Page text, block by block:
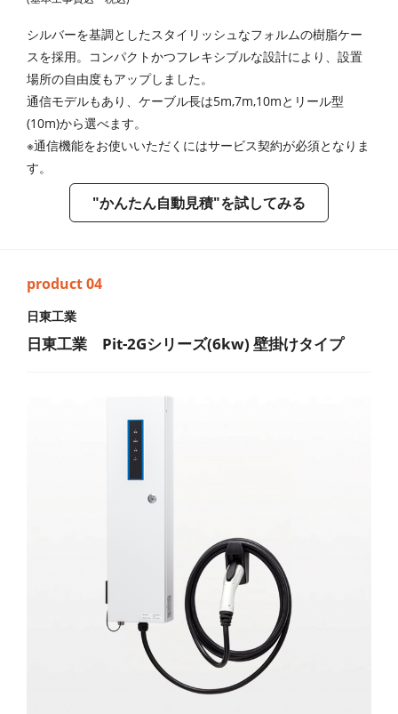
シルバーを基調としたスタイリッシュなフォルムの樹脂ケー
スを採用。コンパクトかつフレキシブルな設計により、設置
場所の自由度もアップしました。
通信モデルもあり、ケーブル長は5m,7m,10mとリール型
(10m)から選べます。
※通信機能をお使いいただくにはサービス契約が必須となりま
す。
"かんたん自動見積"を試してみる
日東工業
日東工業 Pit-2Gシリーズ(6kw) 壁掛けタイプ